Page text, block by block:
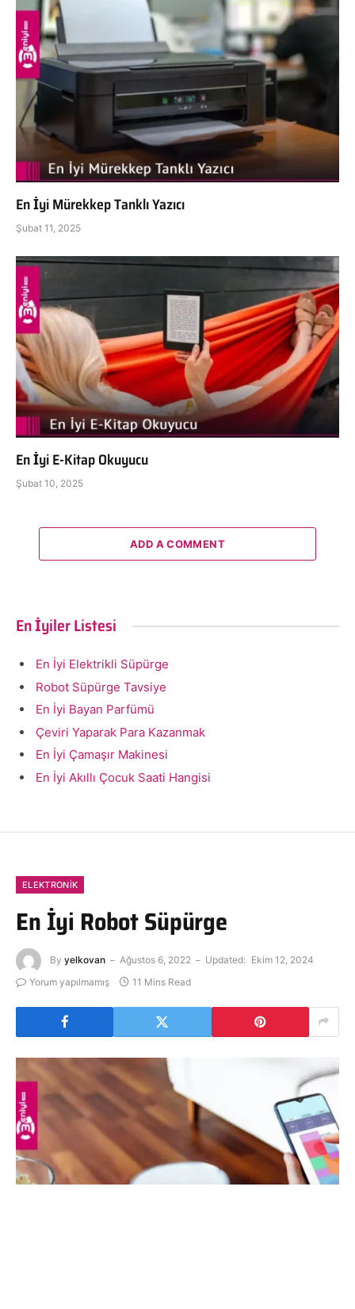
En İyi Mürekkep Tanklı Yazıcı
Şubat 11, 2025
En İyi E-Kitap Okuyucu
Şubat 10, 2025
ADD A COMMENT
En İyiler Listesi
En İyi Elektrikli Süpürge
Robot Süpürge Tavsiye
En İyi Bayan Parfümü
Çeviri Yaparak Para Kazanmak
En İyi Çamaşır Makinesi
En İyi Akıllı Çocuk Saati Hangisi
ELEKTRONIK
En İyi Robot Süpürge
By yelkovan Ağustos 6, 2022 Updated: Ekim 12, 2024
Yorum yapılmamış
11 Mins Read